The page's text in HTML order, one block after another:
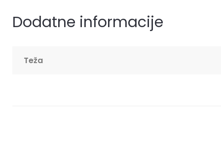
Dodatne informacije
Teža